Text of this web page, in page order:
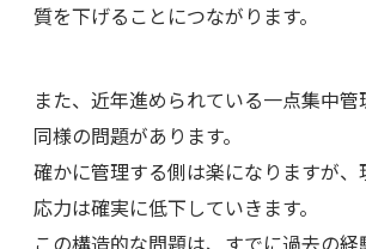
質を下げることにつながります。
また、近年進められている一点集中
同様の問題があります。
確かに管理する側は楽になりますが、
応力は確実に低下していきます。
この構造的な問題は、すでに過去の